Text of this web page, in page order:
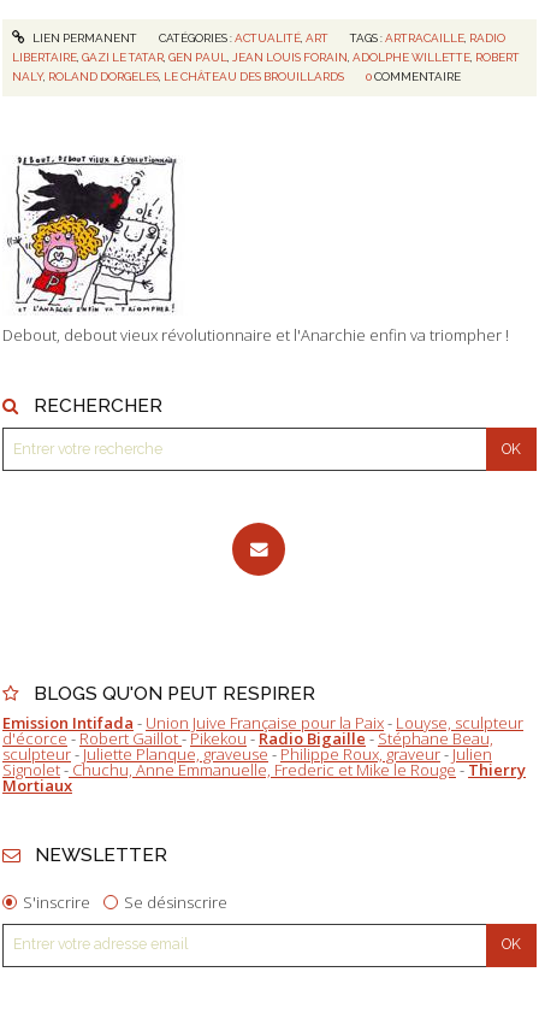
Debout, debout vieux révolutionnaire et l'Anarchie enfin va triompher !
RECHERCHER
BLOGS QU'ON PEUT RESPIRER
Emission Intifada - Union Juive Française pour la Paix- Louyse, sculpteur
d'écorce-Robert Gaillot-Pikekou-Radio Bigaille-Stéphane Beau,
sculpteur-Juliette Planque, graveuse-Philippe Roux, graveur-Julien
Signolet-Chuchu, Anne Emmanuelle, Frederic et Mike le Rouge-Thierry
Mortiaux
NEWSLETTER
S'inscrire Se désinscrire
LIEN PERMANENT CATÉGORIES :ACTUALITÉ, ART TAGS :ARTRACAILLE, RADIO
LIBERTAIRE,GAZI LE TATAR,GEN PAUL,JEAN LOUIS FORAIN,ADOLPHE WILLETTE, ROBERT
NALY, ROLAND DORGELES, LE CHÂTEAU DES BROUILLARDS 0 COMMENTAIRE